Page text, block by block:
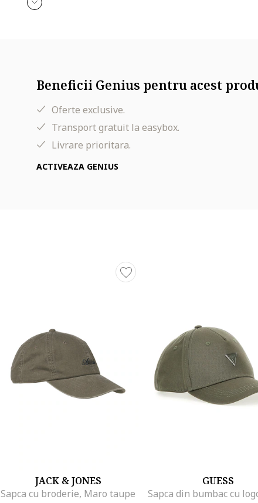
Beneficii Genius pentru acest
Oferte exclusive.
Transport gratuit la easybox.
Livrare prioritara.
ACTIVEAZA GENIUS
JACK & JONES
Sapca cu broderie, Maro taupe
GUESS